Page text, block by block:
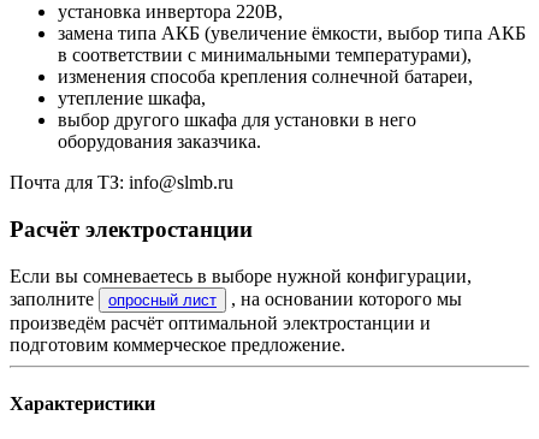
установка инвертора 220В,
замена типа АКБ (увеличение ёмкости, выбор типа АКБ
в соответствии с минимальными температурами),
изменения способа крепления солнечной батареи,
утепление шкафа,
выбор другого шкафа для установки в него
оборудования заказчика.
Почта для ТЗ: info@slmb.ru
Расчёт электростанции
Если вы сомневаетесь в выборе нужной конфигурации,
заполните
опросный лист
, на основании которого мы
произведём расчёт оптимальной электростанции и
подготовим коммерческое предложение.
Характеристики